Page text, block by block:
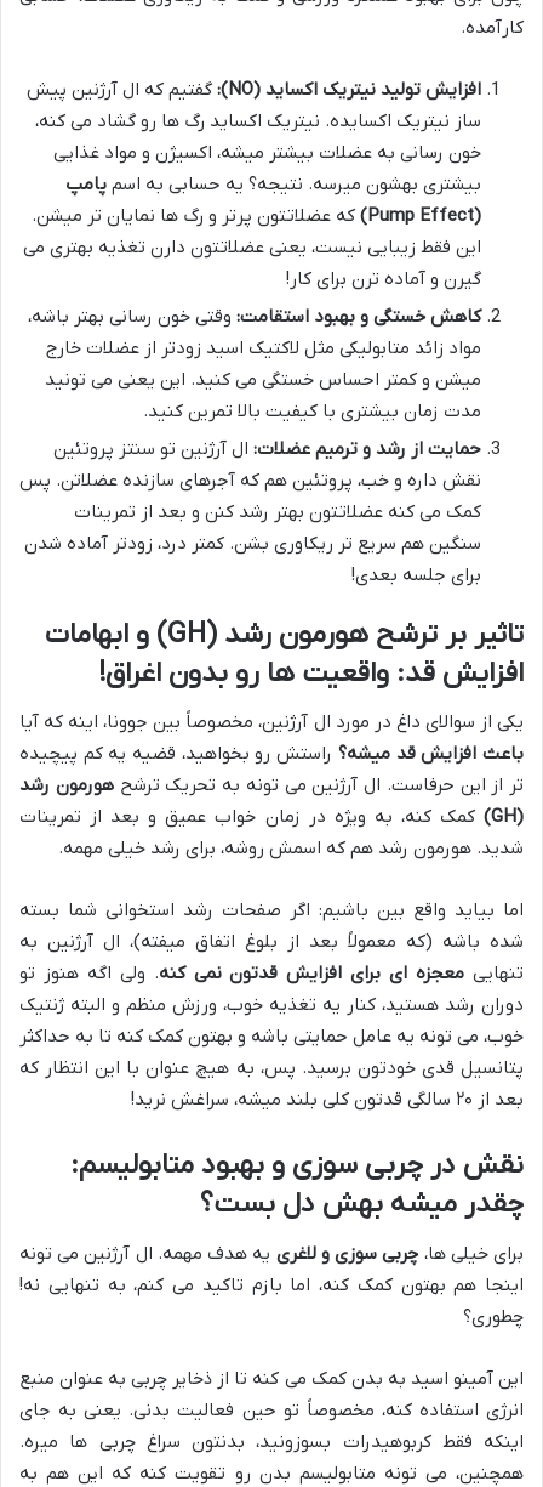
کارآمده.
افزایش تولید نیتریک اکساید (NO):
گفتیم که ال آرژنین پیش
ساز نیتریک اکسایده. نیتریک اکساید رگ ها رو گشاد می کنه،
خون رسانی به عضلات بیشتر میشه، اکسیژن و مواد غذایی
بیشتری بهشون میرسه. نتیجه؟ یه حسابی به اسم پامپ
(Pump Effect)
که عضلاتتون پرتر و رگ ها نمایان تر میشن.
این فقط زیبایی نیست، یعنی عضلاتتون دارن تغذیه بهتری می
گیرن و آماده ترن برای کار!
کاهش خستگی و بهبود استقامت: وقتی خون رسانی بهتر باشه،
مواد زائد متابولیکی مثل لاکتیک اسید زودتر از عضلات خارج
میشن و کمتر احساس خستگی می کنید. این یعنی می تونید
مدت زمان بیشتری با کیفیت بالا تمرین کنید.
حمایت از رشد و ترمیم عضلات: ال آرژنین تو سنتز پروتئین
نقش داره و خب، پروتئین هم که آجرهای سازنده عضلاتن. پس
کمک می کنه عضلاتتون بهتر رشد کنن و بعد از تمرینات
سنگین هم سریع تر ریکاوری بشن. کمتر درد، زودتر آماده شدن
برای جلسه بعدی!
تاثیر بر ترشح هورمون رشد (GH) و ابهامات
افزایش قد: واقعیت ها رو بدون اغراق!
یکی از سوالای داغ در مورد ال آرژنین، مخصوصاً بین جوونا، اینه که آیا
باعث افزایش قد میشه؟ راستش رو بخواهید، قضیه یه کم پیچیده
تر از این حرفاست. ال آرژنین می تونه به تحریک ترشحهورمون رشد
(GH)
کمک کنه، به ویژه در زمان خواب عمیق و بعد از تمرینات
شدید. هورمون رشد هم که اسمش روشه، برای رشد خیلی مهمه.
اما بیاید واقع بین باشیم: اگر صفحات رشد استخوانی شما بسته
شده باشه (که معمولاً بعد از بلوغ اتفاق میفته)، ال آرژنین به
تنهایی معجزه ای برای افزایش قدتون نمی کنه. ولی اگه هنوز تو
دوران رشد هستید، کنار یه تغذیه خوب، ورزش منظم و البته ژنتیک
خوب، می تونه یه عامل حمایتی باشه و بهتون کمک کنه تا به حداکثر
پتانسیل قدی خودتون برسید. پس، به هیچ عنوان با این انتظار که
بعد از ۲۰ سالگی قدتون کلی بلند میشه، سراغش نرید!
نقش در چربی سوزی و بهبود متابولیسم:
چقدر میشه بهش دل بست؟
برای خیلی ها، چربی سوزی و لاغری یه هدف مهمه. ال آرژنین می تونه
اینجا هم بهتون کمک کنه، اما بازم تاکید می کنم، به تنهایی نه!
چطوری؟
این آمینو اسید به بدن کمک می کنه تا از ذخایر چربی به عنوان منبع
انرژی استفاده کنه، مخصوصاً تو حین فعالیت بدنی. یعنی به جای
اینکه فقط کربوهیدرات بسوزونید، بدنتون سراغ چربی ها میره.
همچنین، می تونه متابولیسم بدن رو تقویت کنه که این هم به